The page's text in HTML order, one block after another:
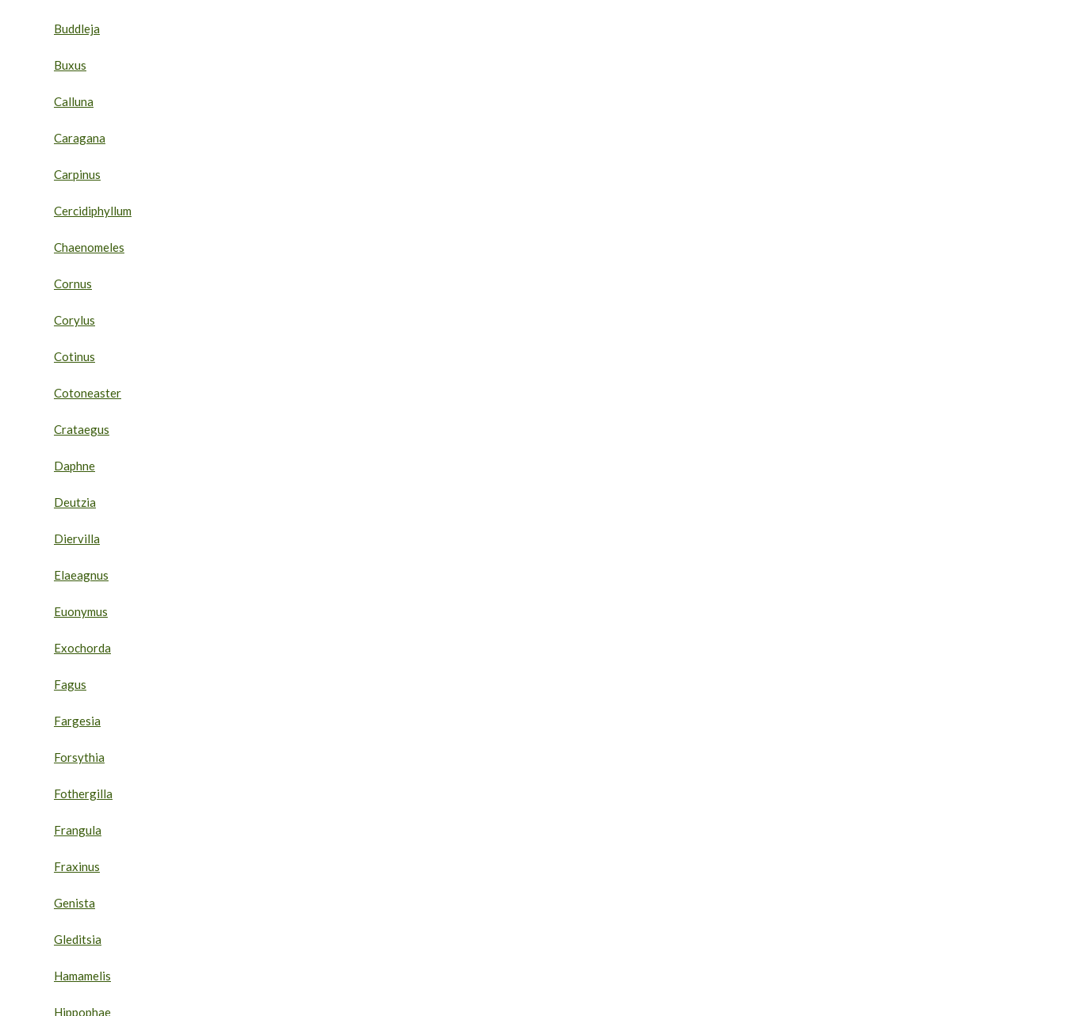
Buddleja
Buxus
Calluna
Caragana
Carpinus
Cercidiphyllum
Chaenomeles
Cornus
Corylus
Cotinus
Cotoneaster
Crataegus
Daphne
Deutzia
Diervilla
Elaeagnus
Euonymus
Exochorda
Fagus
Fargesia
Forsythia
Fothergilla
Frangula
Fraxinus
Genista
Gleditsia
Hamamelis
Hippophae